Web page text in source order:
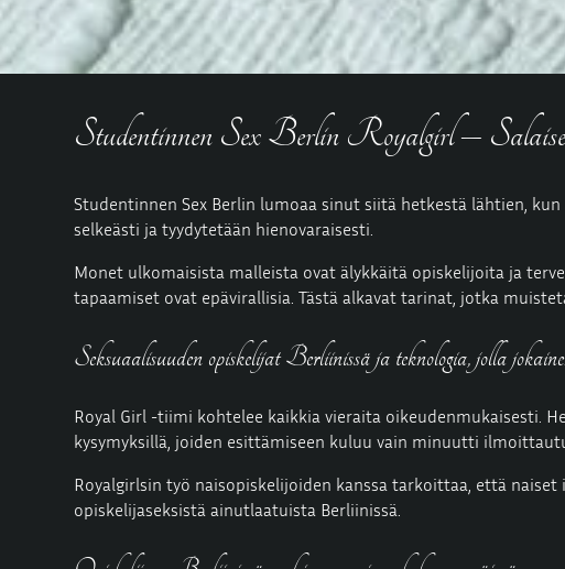
Studentinnen Sex Berlin Royalgirl – Salaiset
Studentinnen Sex Berlin lumoaa sinut siitä hetkestä lähtien,
selkeästi ja tyydytetään hienovaraisesti.
Monet ulkomaisista malleista ovat älykkäitä opiskelijoita ja
tapaamiset ovat epävirallisia. Tästä alkavat tarinat, jotka
Seksuaalisuuden opiskelijat Berliinissä ja teknologia, jolla
Royal Girl -tiimi kohtelee kaikkia vieraita oikeudenmukaisesti.
kysymyksillä, joiden esittämiseen kuluu vain minuutti
Royalgirlsin työ naisopiskelijoiden kanssa tarkoittaa, että
opiskelijaseksistä ainutlaatuista Berliinissä.